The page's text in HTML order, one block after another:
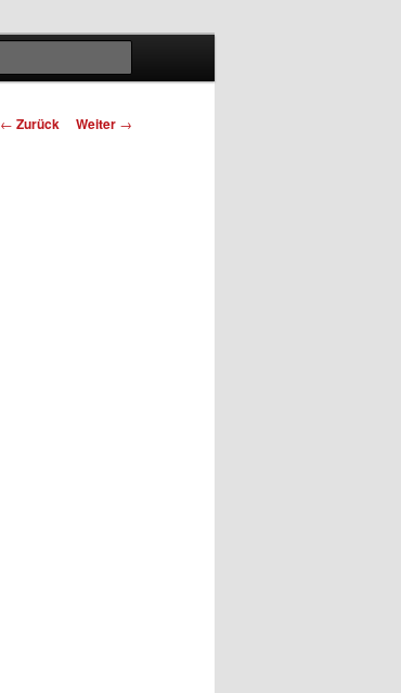
Beitrags-
← Zurück Weiter →